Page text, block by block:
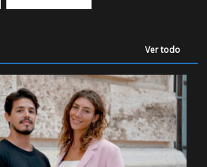
Ver todo